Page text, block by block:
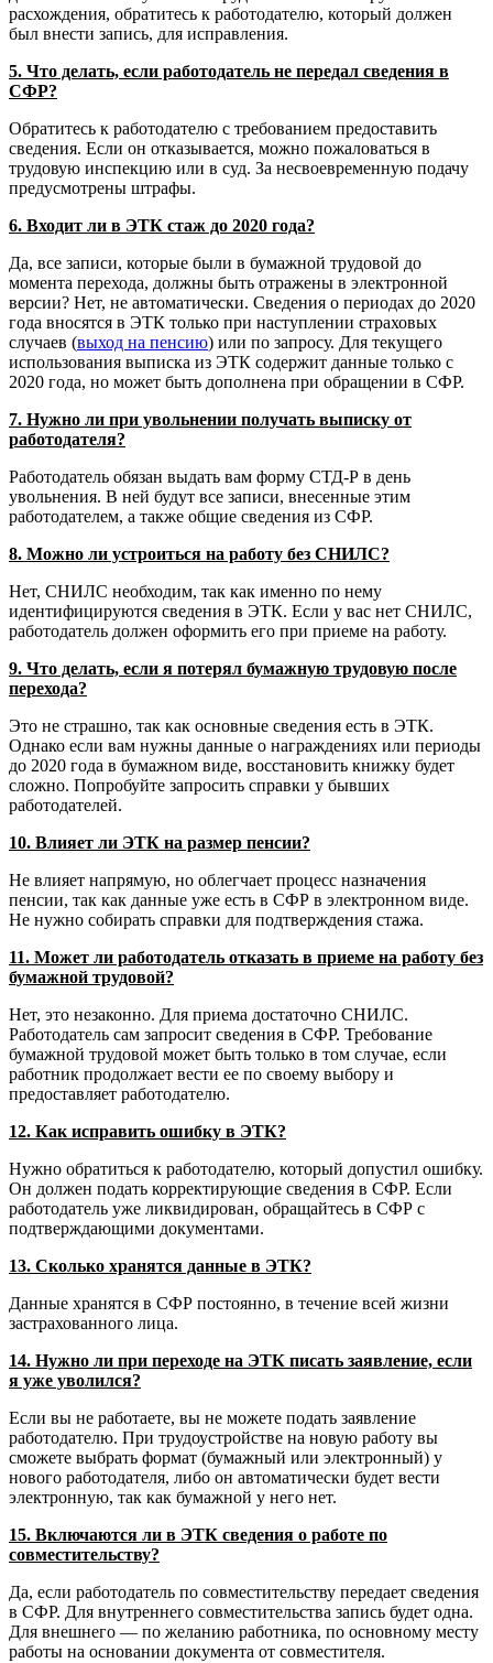
расхождения, обратитесь к работодателю, который должен
был внести запись, для исправления.
5. Что делать, если работодатель не передал сведения в
СФР?
Обратитесь к работодателю с требованием предоставить
сведения. Если он отказывается, можно пожаловаться в
трудовую инспекцию или в суд. За несвоевременную подачу
предусмотрены штрафы.
6. Входит ли в ЭТК стаж до 2020 года?
Да, все записи, которые были в бумажной трудовой до
момента перехода, должны быть отражены в электронной
версии? Нет, не автоматически. Сведения о периодах до 2020
года вносятся в ЭТК только при наступлении страховых
случаев (выход на пенсию) или по запросу. Для текущего
использования выписка из ЭТК содержит данные только с
2020 года, но может быть дополнена при обращении в СФР.
7. Нужно ли при увольнении получать выписку от
работодателя?
Работодатель обязан выдать вам форму СТД-Р в день
увольнения. В ней будут все записи, внесенные этим
работодателем, а также общие сведения из СФР.
8. Можно ли устроиться на работу без СНИЛС?
Нет, СНИЛС необходим, так как именно по нему
идентифицируются сведения в ЭТК. Если у вас нет СНИЛС,
работодатель должен оформить его при приеме на работу.
9. Что делать, если я потерял бумажную трудовую после
перехода?
Это не страшно, так как основные сведения есть в ЭТК.
Однако если вам нужны данные о награждениях или периоды
до 2020 года в бумажном виде, восстановить книжку будет
сложно. Попробуйте запросить справки у бывших
работодателей.
10. Влияет ли ЭТК на размер пенсии?
Не влияет напрямую, но облегчает процесс назначения
пенсии, так как данные уже есть в СФР в электронном виде.
Не нужно собирать справки для подтверждения стажа.
11. Может ли работодатель отказать в приеме на работу без
бумажной трудовой?
Нет, это незаконно. Для приема достаточно СНИЛС.
Работодатель сам запросит сведения в СФР. Требование
бумажной трудовой может быть только в том случае, если
работник продолжает вести ее по своему выбору и
предоставляет работодателю.
12. Как исправить ошибку в ЭТК?
Нужно обратиться к работодателю, который допустил ошибку.
Он должен подать корректирующие сведения в СФР. Если
работодатель уже ликвидирован, обращайтесь в СФР с
подтверждающими документами.
13. Сколько хранятся данные в ЭТК?
Данные хранятся в СФР постоянно, в течение всей жизни
застрахованного лица.
14. Нужно ли при переходе на ЭТК писать заявление, если
я уже уволился?
Если вы не работаете, вы не можете подать заявление
работодателю. При трудоустройстве на новую работу вы
сможете выбрать формат (бумажный или электронный) у
нового работодателя, либо он автоматически будет вести
электронную, так как бумажной у него нет.
15. Включаются ли в ЭТК сведения о работе по
совместительству?
Да, если работодатель по совместительству передает сведения
в СФР. Для внутреннего совместительства запись будет одна.
Для внешнего — по желанию работника, по основному месту
работы на основании документа от совместителя.